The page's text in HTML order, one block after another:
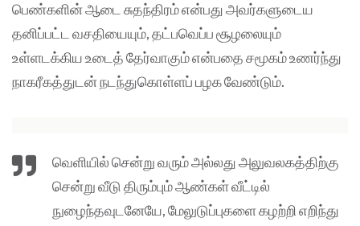
பெண்களின் ஆடை சுதந்திரம் என்பது அவர்களுடைய
தனிப்பட்ட வசதியையும், தட்பவெப்ப சூழலையும்
உள்ளடக்கிய உடைத் தேர்வாகும் என்பதை சமூகம் உணர்ந்து
நாகரீகத்துடன் நடந்துகொள்ளப் பழக வேண்டும்.
வெளியில் சென்று வரும் அல்லது அலுவலகத்திற்கு
சென்று வீடு திரும்பும் ஆண்கள் வீட்டில்
நுழைந்தவுடனேயே, மேலுடுப்புகளை கழற்றி எறிந்து